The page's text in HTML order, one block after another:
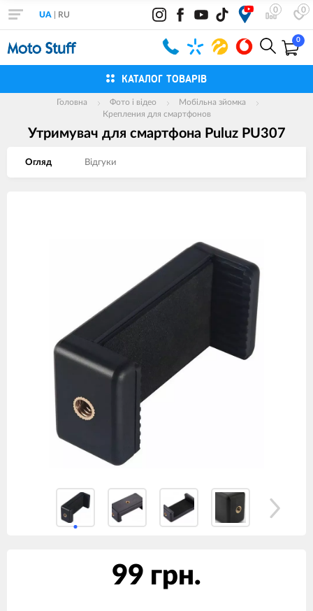
0 0
UA RU
0
КАТАЛОГ ТОВАРІВ
Головна Фото і відео
Мобільна зйомка
Крепления для смартфонов
Утримувач для смартфона Puluz PU307
Огляд Вiдгуки
99 грн.